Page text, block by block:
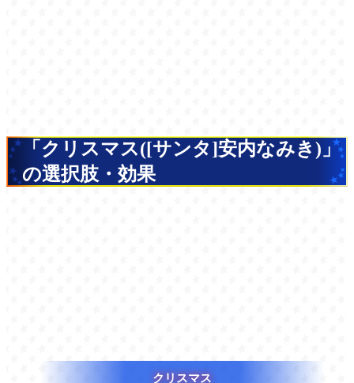
「クリスマス([サンタ]安内なみき)」
の選択肢・効果
クリスマス